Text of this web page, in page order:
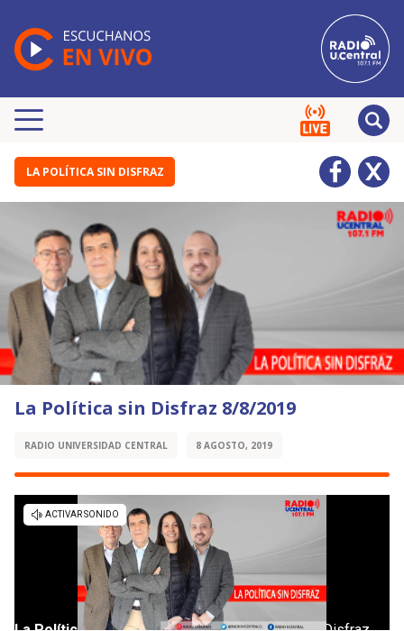
LA POLÍTICA SIN DISFRAZ
La Política sin Disfraz 8/8/2019
RADIO UNIVERSIDAD CENTRAL 8 AGOSTO, 2019